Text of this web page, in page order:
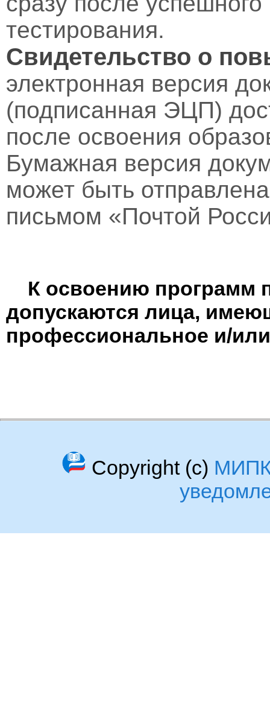
тестирования.
Свидетельство о
электронная версия
(подписанная ЭЦП)
после освоения
Бумажная версия
может быть
письмом «Почтой
К освоению программ
допускаются лица,
профессиональное и/
Copyright (c)